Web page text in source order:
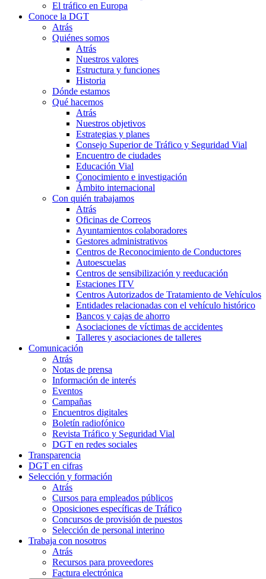
El tráfico en Europa
Conoce la DGT
Atrás
Quiénes somos
Atrás
Nuestros valores
Estructura y funciones
Historia
Dónde estamos
Qué hacemos
Atrás
Nuestros objetivos
Estrategias y planes
Consejo Superior de Tráfico y Seguridad Vial
Encuentro de ciudades
Educación Vial
Conocimiento e investigación
Ámbito internacional
Con quién trabajamos
Atrás
Oficinas de Correos
Ayuntamientos colaboradores
Gestores administrativos
Centros de Reconocimiento de Conductores
Autoescuelas
Centros de sensibilización y reeducación
Estaciones ITV
Centros Autorizados de Tratamiento de Vehículos
Entidades relacionadas con el vehículo histórico
Bancos y cajas de ahorro
Asociaciones de víctimas de accidentes
Talleres y asociaciones de talleres
Comunicación
Atrás
Notas de prensa
Información de interés
Eventos
Campañas
Encuentros digitales
Boletín radiofónico
Revista Tráfico y Seguridad Vial
DGT en redes sociales
Transparencia
DGT en cifras
Selección y formación
Atrás
Cursos para empleados públicos
Oposiciones específicas de Tráfico
Concursos de provisión de puestos
Selección de personal interino
Trabaja con nosotros
Atrás
Recursos para proveedores
Factura electrónica